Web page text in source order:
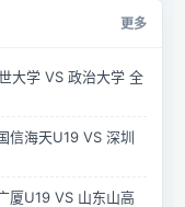
更多
大学 VS 政治大学 全
信海天U19 VS 深圳
厦U19 VS 山东山高